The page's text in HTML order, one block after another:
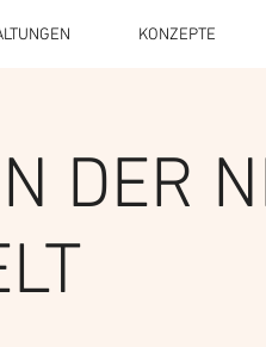
KONZEPTE
DER